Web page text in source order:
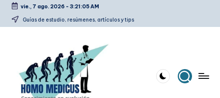
Saltar
vie., 7 ago. 2026 - 3:21:05 AM
Guías de estudio, resúmenes, artículos y tips